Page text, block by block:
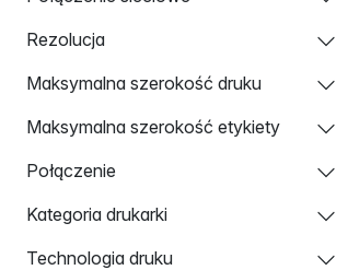
Rezolucja
Maksymalna szerokość druku
Maksymalna szerokość etykiety
Połączenie
Kategoria drukarki
Technologia druku